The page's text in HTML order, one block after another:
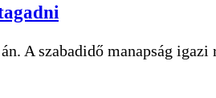
A szabadidő manapság igazi